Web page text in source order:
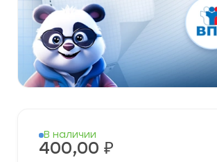
В наличии
400,00 ₽